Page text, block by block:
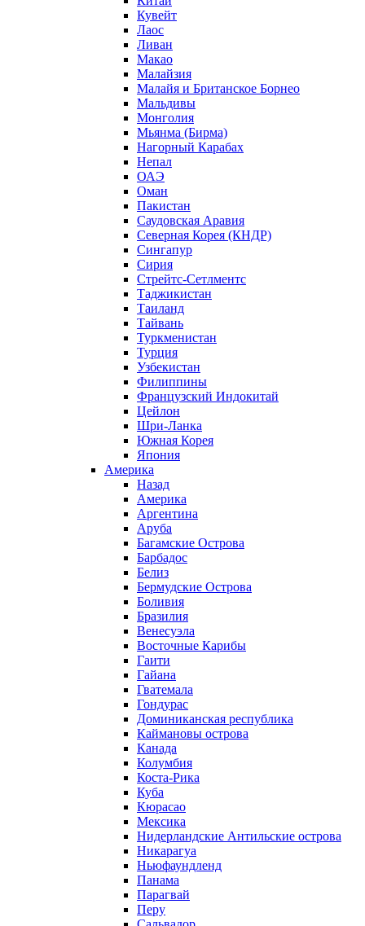
Кувейт
Лаос
Ливан
Макао
Малайзия
Малайя и Британское Борнео
Мальдивы
Монголия
Мьянма (Бирма)
Нагорный Карабах
Непал
ОАЭ
Оман
Пакистан
Саудовская Аравия
Северная Корея (КНДР)
Сингапур
Сирия
Стрейтс-Сетлментс
Таджикистан
Таиланд
Тайвань
Туркменистан
Турция
Узбекистан
Филиппины
Французский Индокитай
Цейлон
Шри-Ланка
Южная Корея
Япония
Америка
Назад
Америка
Аргентина
Аруба
Багамские Острова
Барбадос
Белиз
Бермудские Острова
Боливия
Бразилия
Венесуэла
Восточные Карибы
Гаити
Гайана
Гватемала
Гондурас
Доминиканская республика
Каймановы острова
Канада
Колумбия
Коста-Рика
Куба
Кюрасао
Мексика
Нидерландские Антильские острова
Никарагуа
Ньюфаундленд
Панама
Парагвай
Перу